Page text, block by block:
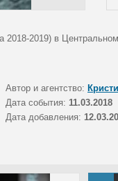
2018-2019) в
Автор и агентство:
Дата события: 11.03.2018
Дата добавления: